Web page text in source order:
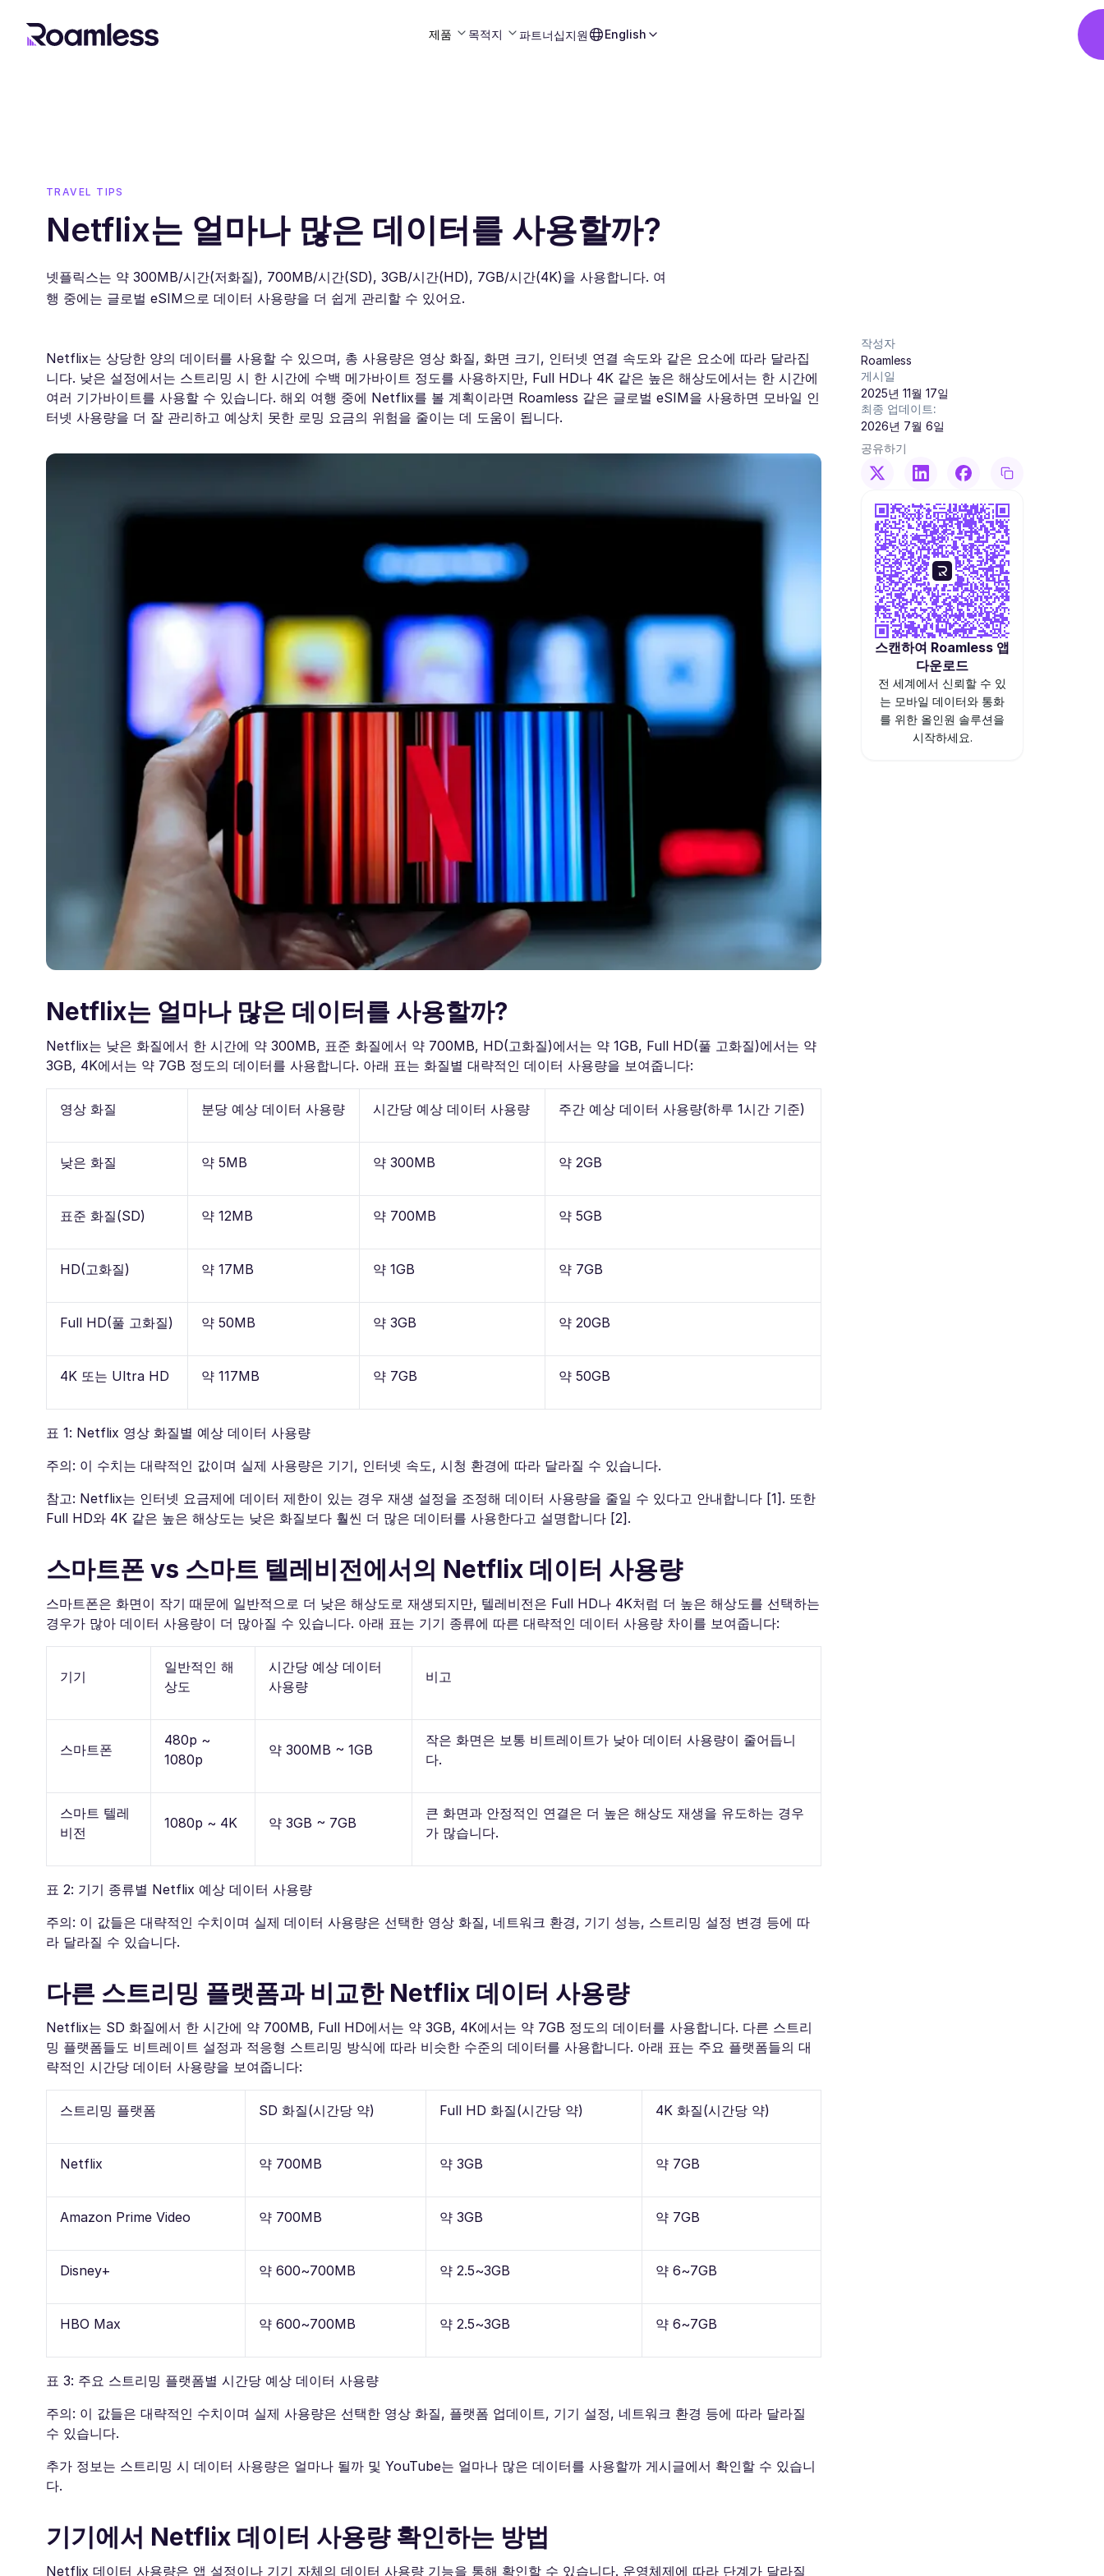
제품 목적지 파트너십지원 English
TRAVEL TIPS
Netflix는 얼마나 많은 데이터를 사용할까?
넷플릭스는 약 300MB/시간(저화질), 700MB/시간(SD), 3GB/시간(HD), 7GB/시간(4K)을 사용합니다. 여
행 중에는 글로벌 eSIM으로 데이터 사용량을 더 쉽게 관리할 수 있어요.
Netflix는 상당한 양의 데이터를 사용할 수 있으며, 총 사용량은 영상 화질, 화면 크기, 인터넷 연결 속도와 같은 요소에 따라 달라집
니다. 낮은 설정에서는 스트리밍 시 한 시간에 수백 메가바이트 정도를 사용하지만, Full HD나 4K 같은 높은 해상도에서는 한 시간에
여러 기가바이트를 사용할 수 있습니다. 해외 여행 중에 Netflix를 볼 계획이라면 Roamless 같은 글로벌 eSIM을 사용하면 모바일 인
터넷 사용량을 더 잘 관리하고 예상치 못한 로밍 요금의 위험을 줄이는 데 도움이 됩니다.
Netflix는 얼마나 많은 데이터를 사용할까?
Netflix는 낮은 화질에서 한 시간에 약 300MB, 표준 화질에서 약 700MB, HD(고화질)에서는 약 1GB, Full HD(풀 고화질)에서는 약
3GB, 4K에서는 약 7GB 정도의 데이터를 사용합니다. 아래 표는 화질별 대략적인 데이터 사용량을 보여줍니다:
영상 화질 분당 예상 데이터 사용량 시간당 예상 데이터 사용량 주간 예상 데이터 사용량(하루 1시간 기준)
낮은 화질 약 5MB 약 300MB 약 2GB
표준 화질(SD) 약 12MB 약 700MB 약 5GB
HD(고화질) 약 17MB 약 1GB 약 7GB
Full HD(풀 고화질) 약 50MB 약 3GB 약 20GB
4K 또는 Ultra HD 약 117MB 약 7GB 약 50GB
표 1: Netflix 영상 화질별 예상 데이터 사용량
주의: 이 수치는 대략적인 값이며 실제 사용량은 기기, 인터넷 속도, 시청 환경에 따라 달라질 수 있습니다.
참고: Netflix는 인터넷 요금제에 데이터 제한이 있는 경우 재생 설정을 조정해 데이터 사용량을 줄일 수 있다고 안내합니다 [1]. 또한
Full HD와 4K 같은 높은 해상도는 낮은 화질보다 훨씬 더 많은 데이터를 사용한다고 설명합니다 [2].
스마트폰 vs 스마트 텔레비전에서의 Netflix 데이터 사용량
스마트폰은 화면이 작기 때문에 일반적으로 더 낮은 해상도로 재생되지만, 텔레비전은 Full HD나 4K처럼 더 높은 해상도를 선택하는
경우가 많아 데이터 사용량이 더 많아질 수 있습니다. 아래 표는 기기 종류에 따른 대략적인 데이터 사용량 차이를 보여줍니다:
기기
일반적인 해
상도
시간당 예상 데이터
사용량
비고
스마트폰
480p ~
1080p
약 300MB ~ 1GB
작은 화면은 보통 비트레이트가 낮아 데이터 사용량이 줄어듭니
다.
스마트 텔레
비전
1080p ~ 4K 약 3GB ~ 7GB
큰 화면과 안정적인 연결은 더 높은 해상도 재생을 유도하는 경우
가 많습니다.
표 2: 기기 종류별 Netflix 예상 데이터 사용량
주의: 이 값들은 대략적인 수치이며 실제 데이터 사용량은 선택한 영상 화질, 네트워크 환경, 기기 성능, 스트리밍 설정 변경 등에 따
라 달라질 수 있습니다.
다른 스트리밍 플랫폼과 비교한 Netflix 데이터 사용량
Netflix는 SD 화질에서 한 시간에 약 700MB, Full HD에서는 약 3GB, 4K에서는 약 7GB 정도의 데이터를 사용합니다. 다른 스트리
밍 플랫폼들도 비트레이트 설정과 적응형 스트리밍 방식에 따라 비슷한 수준의 데이터를 사용합니다. 아래 표는 주요 플랫폼들의 대
략적인 시간당 데이터 사용량을 보여줍니다:
스트리밍 플랫폼 SD 화질(시간당 약) Full HD 화질(시간당 약) 4K 화질(시간당 약)
Netflix 약 700MB 약 3GB 약 7GB
Amazon Prime Video 약 700MB 약 3GB 약 7GB
Disney+ 약 600~700MB 약 2.5~3GB 약 6~7GB
HBO Max 약 600~700MB 약 2.5~3GB 약 6~7GB
표 3: 주요 스트리밍 플랫폼별 시간당 예상 데이터 사용량
주의: 이 값들은 대략적인 수치이며 실제 사용량은 선택한 영상 화질, 플랫폼 업데이트, 기기 설정, 네트워크 환경 등에 따라 달라질
수 있습니다.
추가 정보는 스트리밍 시 데이터 사용량은 얼마나 될까 및 YouTube는 얼마나 많은 데이터를 사용할까 게시글에서 확인할 수 있습니
다.
기기에서 Netflix 데이터 사용량 확인하는 방법
Netflix 데이터 사용량은 앱 설정이나 기기 자체의 데이터 사용량 기능을 통해 확인할 수 있습니다. 운영체제에 따라 단계가 달라질
작성자
Roamless
게시일
2025년 11월 17일
최종 업데이트:
2026년 7월 6일
공유하기
스캔하여 Roamless 앱
다운로드
전 세계에서 신뢰할 수 있
는 모바일 데이터와 통화
를 위한 올인원 솔루션을
시작하세요.